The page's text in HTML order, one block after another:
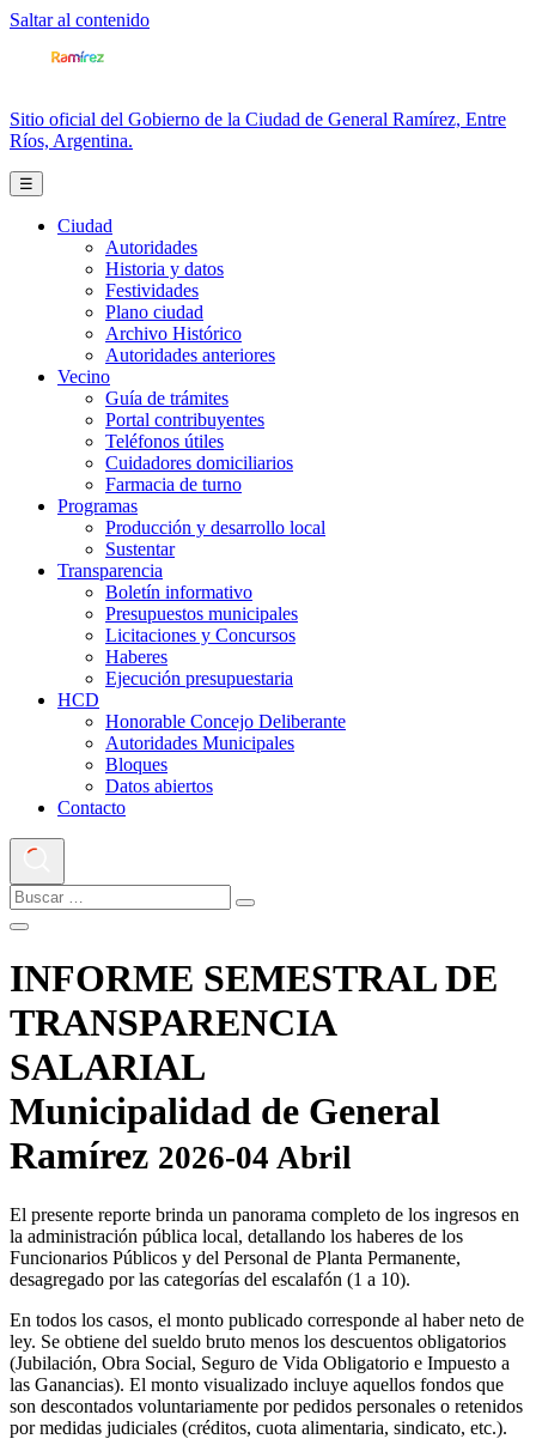
Saltar al contenido
Sitio oficial del Gobierno de la Ciudad de General Ramírez, Entre
Ríos, Argentina.
☰
Ciudad
Autoridades
Historia y datos
Festividades
Plano ciudad
Archivo Histórico
Autoridades anteriores
Vecino
Guía de trámites
Portal contribuyentes
Teléfonos útiles
Cuidadores domiciliarios
Farmacia de turno
Programas
Producción y desarrollo local
Sustentar
Transparencia
Boletín informativo
Presupuestos municipales
Licitaciones y Concursos
Haberes
Ejecución presupuestaria
HCD
Honorable Concejo Deliberante
Autoridades Municipales
Bloques
Datos abiertos
Contacto
INFORME SEMESTRAL DE
TRANSPARENCIA
SALARIAL
Municipalidad de General
Ramírez 2026-04 Abril
El presente reporte brinda un panorama completo de los ingresos en
la administración pública local, detallando los haberes de los
Funcionarios Públicos y del Personal de Planta Permanente,
desagregado por las categorías del escalafón (1 a 10).
En todos los casos, el monto publicado corresponde al haber neto de
ley. Se obtiene del sueldo bruto menos los descuentos obligatorios
(Jubilación, Obra Social, Seguro de Vida Obligatorio e Impuesto a
las Ganancias). El monto visualizado incluye aquellos fondos que
son descontados voluntariamente por pedidos personales o retenidos
por medidas judiciales (créditos, cuota alimentaria, sindicato, etc.).